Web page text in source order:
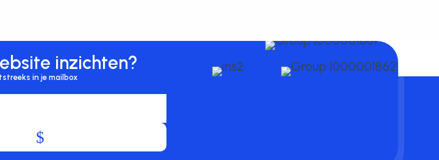
inzichten?
in je mailbox